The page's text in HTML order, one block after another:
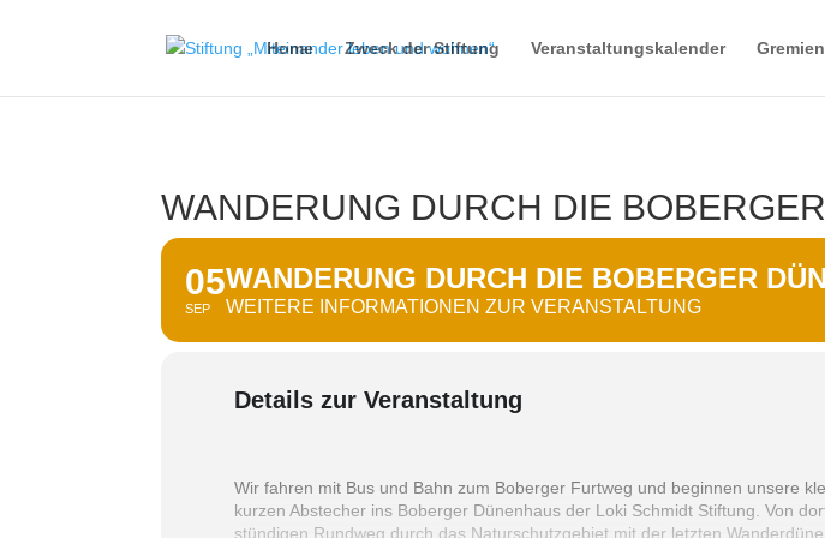
Home Zweck der Stiftung Veranstaltungskalender
WANDERUNG DURCH DIE
05
SEP
WANDERUNG DURCH DIE BOBERGER
WEITERE INFORMATIONEN ZUR VERANSTALTUNG
Details zur Veranstaltung
Wir fahren mit Bus und Bahn zum Boberger Furtweg und beginnen unsere
kurzen Abstecher ins Boberger Dünenhaus der Loki Schmidt Stiftung. Von
stündigen Rundweg durch das Naturschutzgebiet mit der letzten